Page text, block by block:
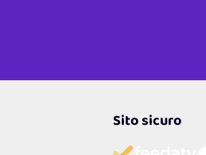
Sito sicuro